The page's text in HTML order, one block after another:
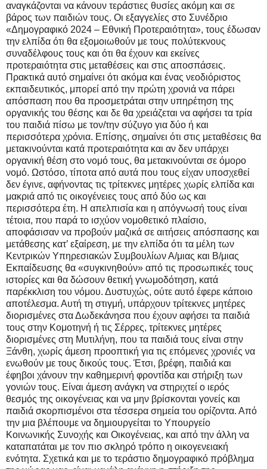
αναγκάζονται να κάνουν τεράστιες θυσίες ακόμη και σε
βάρος των παιδιών τους. Οι εξαγγελίες στο Συνέδριο
«Δημογραφικό 2024 – Εθνική Προτεραιότητα», τους έδωσαν
την ελπίδα ότι θα εξομοιωθούν με τους πολύτεκνους
συναδέλφους τους και ότι θα έχουν και εκείνες
προτεραιότητα στις μεταθέσεις και στις αποσπάσεις.
Πρακτικά αυτό σημαίνει ότι ακόμα και ένας νεοδιόριστος
εκπαιδευτικός, μπορεί από την πρώτη χρονιά να πάρει
απόσπαση που θα προσμετράται στην υπηρέτηση της
οργανικής του θέσης και δε θα χρειάζεται να αφήσει τα τρία
του παιδιά πίσω με τον/την σύζυγο για δύο ή και
περισσότερα χρόνια. Επίσης, σημαίνει ότι στις μεταθέσεις θα
μετακινούνται κατά προτεραιότητα και αν δεν υπάρχει
οργανική θέση στο νομό τους, θα μετακινούνται σε όμορο
νομό. Ωστόσο, τίποτα από αυτά που τους είχαν υποσχεθεί
δεν έγινε, αφήνοντας τις τρίτεκνες μητέρες χωρίς ελπίδα και
μακριά από τις οικογένειες τους από δύο ως και
περισσότερα έτη. Η απελπισία και η απόγνωσή τους είναι
τέτοια, που παρά το ισχύον νομοθετικό πλαίσιο,
αποφάσισαν να προβούν μαζικά σε αιτήσεις απόσπασης και
μετάθεσης κατ’ εξαίρεση, με την ελπίδα ότι τα μέλη των
Κεντρικών Υπηρεσιακών Συμβουλίων Α/μιας και Β/μιας
Εκπαίδευσης θα «συγκινηθούν» από τις προσωπικές τους
ιστορίες και θα δώσουν θετική γνωμοδότηση, κατά
παρέκκλιση του νόμου. Δυστυχώς, ούτε αυτό έφερε κάποιο
αποτέλεσμα. Αυτή τη στιγμή, υπάρχουν τρίτεκνες μητέρες
διορισμένες στα Δωδεκάνησα που έχουν αφήσει τα παιδιά
τους στην Κομοτηνή ή τις Σέρρες, τρίτεκνες μητέρες
διορισμένες στη Μυτιλήνη, που τα παιδιά τους είναι στην
Ξάνθη, χωρίς άμεση προοπτική για τις επόμενες χρονιές να
ενωθούν με τους δικούς τους. Έτσι, βρέφη, παιδιά και
έφηβοι χάνουν την καθημερινή φροντίδα και στήριξη των
γονιών τους. Είναι άμεση ανάγκη να στηριχτεί ο ιερός
θεσμός της οικογένειας και να μην βρίσκονται γονείς και
παιδιά σκορπισμένοι στα τέσσερα σημεία του ορίζοντα. Από
την μια βλέπουμε να δημιουργείται το Υπουργείο
Κοινωνικής Συνοχής και Οικογένειας, και από την άλλη να
καταπατάται με τον πιο σκληρό τρόπο η οικογενειακή
ενότητα. Σχετικά και με το τεράστιο δημογραφικό πρόβλημα